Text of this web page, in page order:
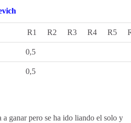
R1 R2 R3 R4 R5
0,5
0,5
ganar pero se ha ido liando el solo y